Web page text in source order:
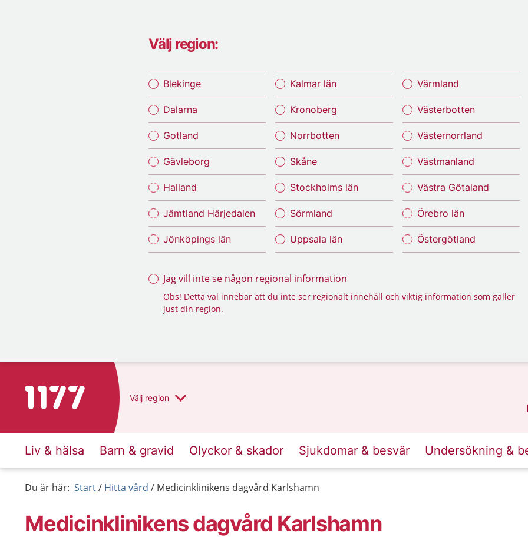
Välj region:
Blekinge
Dalarna
Gotland
Gävleborg
Halland
Jämtland Härjedalen
Jönköpings län
Kalmar län
Kronoberg
Norrbotten
Skåne
Stockholms län
Sörmland
Uppsala län
Värmland
Västerbotten
Västernorrland
Västmanland
Västra Götaland
Örebro län
Östergötland
Jag vill inte se någon regional information
Obs! Detta val innebär att du inte ser regionalt innehåll och viktig information som gäller
just din region.
Till startsidan för 1177 Välj region
Liv & hälsa Barn & gravid Olyckor & skador Sjukdomar & besvär Undersökning &
Du är här: Start Hitta vård Medicinklinikens dagvård Karlshamn
Medicinklinikens dagvård Karlshamn